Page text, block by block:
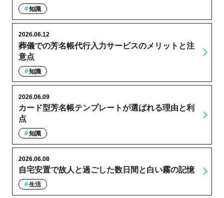
知識
葬儀での芳名帳代行入力サービスのメリットと注
意点
2026.06.12
知識
カード型芳名帳テンプレートが選ばれる理由と利
点
2026.06.09
知識
自宅安置で故人と過ごした数日間と白い霧の記憶
2026.06.08
生活